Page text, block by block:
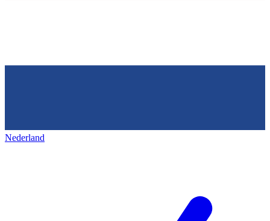
Nederland